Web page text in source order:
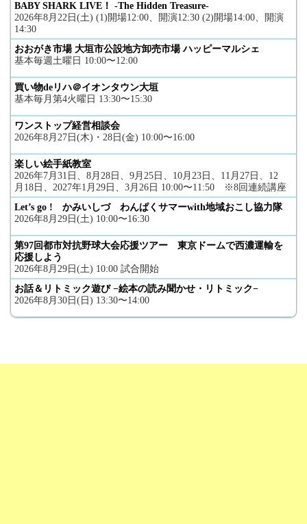
BABY SHARK LIVE！ -The Hidden Treasure-
2026年8月22日(土) (1)開場12:00、開演12:30 (2)開場14:00、開演
14:30
おおがき市場 大垣市公設地方卸売市場 ハッピーマルシェ
基本毎週土曜日 10:00〜12:00
買い物deリハ＠イオンタウン大垣
基本毎月第4火曜日 13:30〜15:30
ワンストップ経営相談会
2026年8月27日(木)・28日(金) 10:00〜16:00
楽しい絵手紙教室
2026年7月31日、8月28日、9月25日、10月23日、11月27日、12
月18日、2027年1月29日、3月26日 10:00〜11:50 ※8回連続講座
Let’s go ! かみいしづ わんぱくサマーwith地域おこし協力隊
2026年8月29日(土) 10:00〜16:30
第97回都市対抗野球大会応援ツアー 東京ドームで西濃運輸を
応援しよう
2026年8月29日(土) 10:00 試合開始
お話＆リトミック遊び −絵本の読み聞かせ・リトミック−
2026年8月30日(日) 13:30〜14:00